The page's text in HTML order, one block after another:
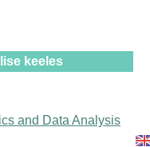
keeles
and Data Analysis